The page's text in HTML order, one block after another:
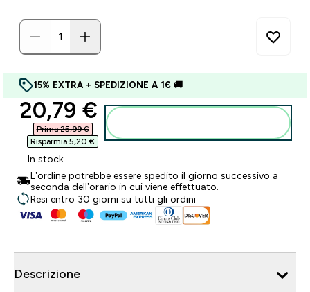
15% EXTRA + SPEDIZIONE A 1€ 🚚
discounted price
20,79 €‎
Prima 25,99 €‎
Risparmia 5,20 €‎
In stock
L’ordine potrebbe essere spedito il giorno successivo a
seconda dell’orario in cui viene effettuato.
Resi entro 30 giorni su tutti gli ordini
Descrizione